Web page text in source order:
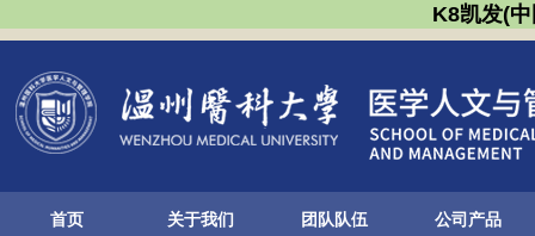
K8凯发(
首页 关于我们 团队队伍 公司产品